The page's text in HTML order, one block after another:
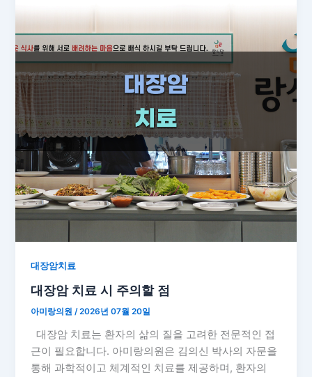
대장암치료
대장암 치료 시 주의할 점
아미랑의원 /2026년 07월 20일
대장암 치료는 환자의 삶의 질을 고려한 전문적인 접
근이 필요합니다. 아미랑의원은 김의신 박사의 자문을
통해 과학적이고 체계적인 치료를 제공하며, 환자의